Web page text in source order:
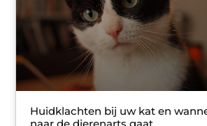
Huidklachten bij uw kat en
naar de dierenarts gaat